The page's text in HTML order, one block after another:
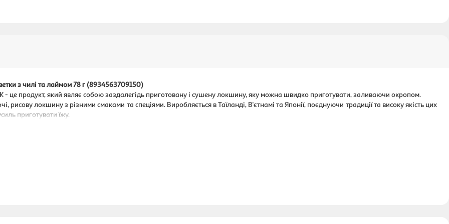
з чилі та лаймом 78 г (8934563709150)
- це продукт, який являє собою заздалегідь приготовану і сушену локшину, яку можна швидко приготувати, заливаючи окропом.
рисову локшину з різними смаками та спеціями. Виробляється в Таїланді, В'єтнамі та Японії, поєднуючи традиції та високу якість цих
приготувати їжу.
олія, антиоксиданти (Е320, Е321), крохмаль, сіль, цукор, рибний соус, глутамат натрію (Е621), регулятор кислотності (Е501,